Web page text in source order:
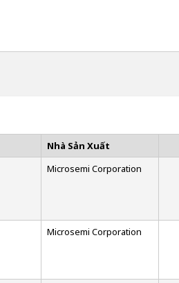
Nhà Sản Xuất
Microsemi Corporation
Microsemi Corporation